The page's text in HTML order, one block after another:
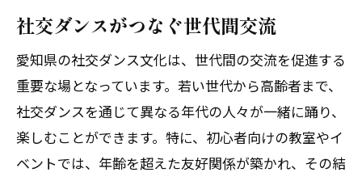
社交ダンスがつなぐ世代間交流
愛知県の社交ダンス文化は、世代間の交流を促進する
重要な場となっています。若い世代から高齢者まで、
社交ダンスを通じて異なる年代の人々が一緒に踊り、
楽しむことができます。特に、初心者向けの教室やイ
ベントでは、年齢を超えた友好関係が築かれ、その結